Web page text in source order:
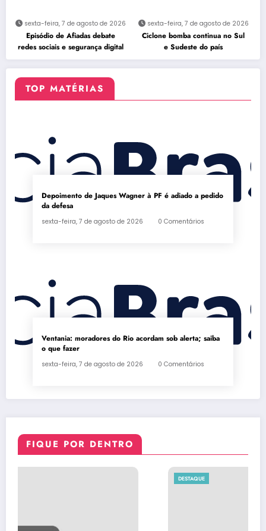
sexta-feira, 7 de agosto de 2026
Episódio de Afiadas debate
redes sociais e segurança digital
sexta-feira, 7 de agosto de 2026
Ciclone bomba continua no Sul
e Sudeste do país
TOP MATÉRIAS
Depoimento de Jaques Wagner à PF é adiado a pedido
da defesa
sexta-feira, 7 de agosto de 2026 0 Comentários
Ventania: moradores do Rio acordam sob alerta; saiba
o que fazer
sexta-feira, 7 de agosto de 2026 0 Comentários
FIQUE POR DENTRO